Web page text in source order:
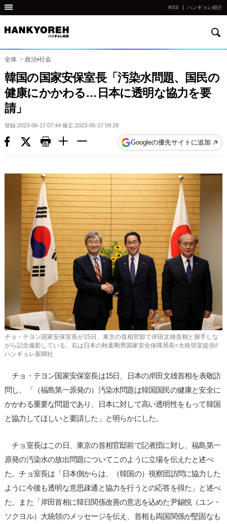
他
国
の
サ
イ
ト
の
リ
RSS ハンギョレ紹介
全体 > 政治•社会
韓国の国家安保室長「汚染水問題、国民の
健康にかかわる…日本に透明な協力を要
請」
登録:2023-06-17 07:44 修正:2023-06-17 09:28
Googleの優先サイトに追加
チョ・テヨン国家安保室長が15日、東京の首相官邸で岸田文雄首相と握手しな
がら記念撮影している。右は日本の秋葉剛男国家安全保障局長=大統領室提供//
ハンギョレ新聞社
チョ・テヨン国家安保室長は15日、日本の岸田文雄首相を表敬訪
問し、「（福島第一原発の）汚染水問題は韓国国民の健康と安全に
かかわる重要な問題であり、日本に対して高い透明性をもって韓国
と協力してほしいと要請した」と明らかにした。
チョ室長はこの日、東京の首相官邸前で記者団に対し、福島第一
原発の汚染水の放出問題についてこのように立場を伝えたと述べ
た。チョ室長は「日本側からは、（韓国の）視察団訪問に協力した
ように今後も透明な意思疎通と協力を行うとの応答を得た」と述べ
た。また「岸田首相に韓日関係改善の意志を込めた尹錫悦（ユン・
ソクヨル）大統領のメッセージを伝え、首相も両国関係が堅固なも